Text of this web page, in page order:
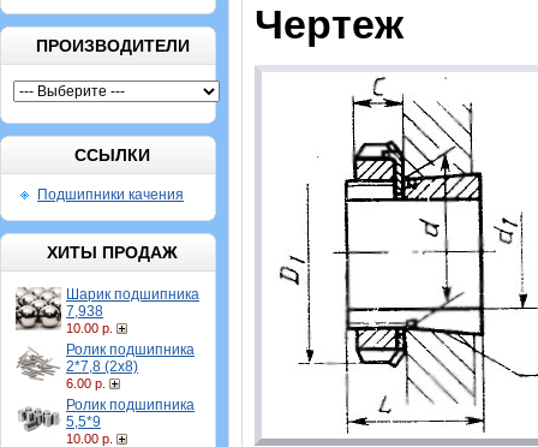
ПРОИЗВОДИТЕЛИ
ССЫЛКИ
Подшипники качения
ХИТЫ ПРОДАЖ
Шарик подшипника
7,938
10.00 р.
Ролик подшипника
2*7,8 (2х8)
6.00 р.
Ролик подшипника
5,5*9
10.00 р.
Чертеж